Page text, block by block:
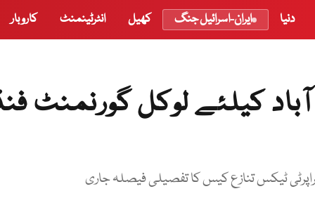
دنیا ایران-اسرائیل جنگ کھیل انٹرٹینمنٹ کاروبار
کیلئے لوکل گورنمنٹ
ٹیکس تنازع کیس کا تفصیلی فیصلہ جاری